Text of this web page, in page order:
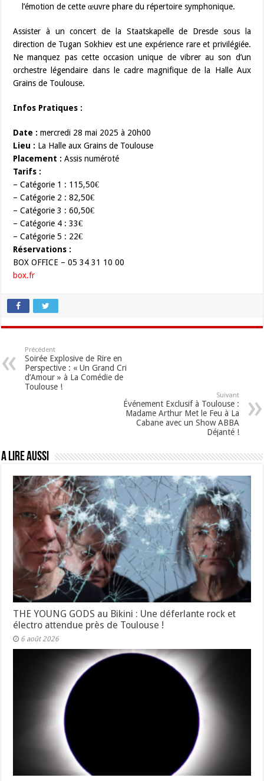
l’émotion de cette œuvre phare du répertoire symphonique.
Assister à un concert de la Staatskapelle de Dresde sous la
direction de Tugan Sokhiev est une expérience rare et privilégiée.
Ne manquez pas cette occasion unique de vibrer au son d’un
orchestre légendaire dans le cadre magnifique de la Halle Aux
Grains de Toulouse.
Infos Pratiques :
Date : mercredi 28 mai 2025 à 20h00
Lieu : La Halle aux Grains de Toulouse
Placement : Assis numéroté
Tarifs :
– Catégorie 1 : 115,50€
– Catégorie 2 : 82,50€
– Catégorie 3 : 60,50€
– Catégorie 4 : 33€
– Catégorie 5 : 22€
Réservations :
BOX OFFICE – 05 34 31 10 00
box.fr
Précédent
Soirée Explosive de Rire en
Perspective : « Un Grand Cri
d’Amour » à La Comédie de
Toulouse !
Suivant
Événement Exclusif à Toulouse :
Madame Arthur Met le Feu à La
Cabane avec un Show ABBA
Déjanté !
A lire aussi
THE YOUNG GODS au Bikini : Une déferlante rock et
électro attendue près de Toulouse !
6 août 2026